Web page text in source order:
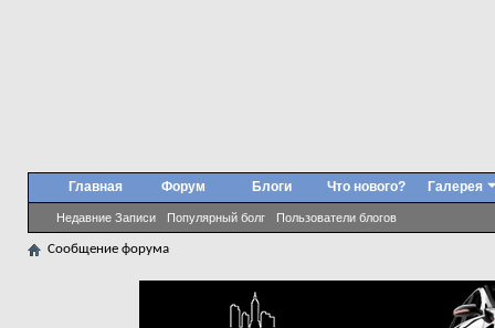
Главная Форум Блоги
Недавние Записи Популярный болг Пользователи блогов
Что нового? Галерея
Сообщение форума